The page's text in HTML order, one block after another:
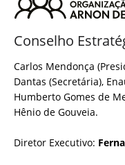
Conselho
Carlos Mendonça
Dantas (Secretária),
Humberto Gomes de
Hênio de Gouveia.
Diretor Executivo: